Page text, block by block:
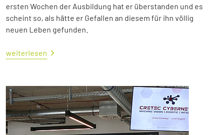
ersten Wochen der Ausbildung hat er überstanden und es
scheint so, als hätte er Gefallen an diesem für ihn völlig
neuen Leben gefunden.
weiterlesen